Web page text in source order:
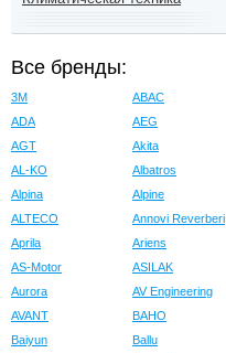
Все бренды:
3M
ABAC
ADA
AEG
AGT
Akita
AL-KO
Albatros
Alpina
Alpine
ALTECO
Annovi Reverberi
Aprila
Ariens
AS-Motor
ASILAK
Aurora
AV Engineering
AVANT
BAHO
Baiyun
Ballu